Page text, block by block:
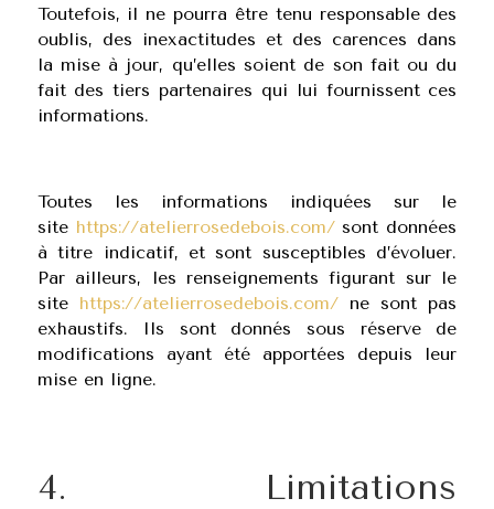
Toutefois, il ne pourra être tenu responsable des
oublis, des inexactitudes et des carences dans
la mise à jour, qu’elles soient de son fait ou du
fait des tiers partenaires qui lui fournissent ces
informations.
Toutes les informations indiquées sur le
site https://atelierrosedebois.com/sont données
à titre indicatif, et sont susceptibles d’évoluer.
Par ailleurs, les renseignements figurant sur le
site https://atelierrosedebois.com/ne sont pas
exhaustifs. Ils sont donnés sous réserve de
modifications ayant été apportées depuis leur
mise en ligne.
4. Limitations